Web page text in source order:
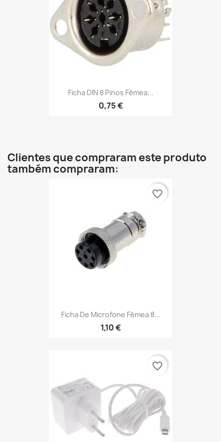
Ficha DIN 8 Pinos Fêmea...
0,75 €
Clientes que compraram este produto
também compraram:
Ficha De Microfone Fêmea 8...
1,10 €
favorite_border
favorite_border